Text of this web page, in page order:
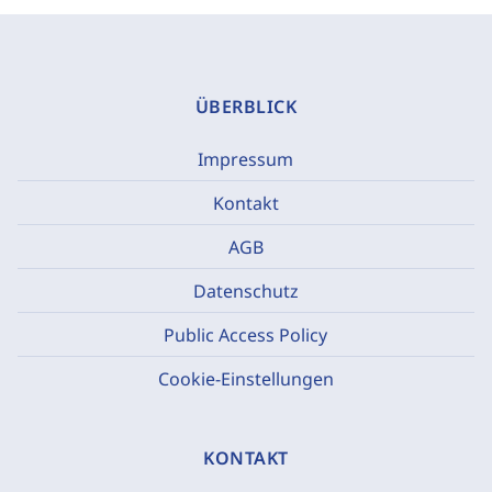
ÜBERBLICK
Impressum
Kontakt
AGB
Datenschutz
Public Access Policy
Cookie-Einstellungen
KONTAKT